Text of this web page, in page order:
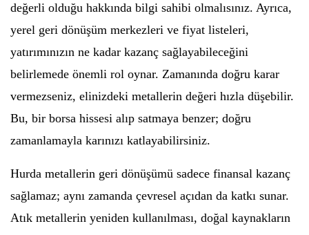
değerli olduğu hakkında bilgi sahibi olmalısınız. Ayrıca,
yerel geri dönüşüm merkezleri ve fiyat listeleri,
yatırımınızın ne kadar kazanç sağlayabileceğini
belirlemede önemli rol oynar. Zamanında doğru karar
vermezseniz, elinizdeki metallerin değeri hızla düşebilir.
Bu, bir borsa hissesi alıp satmaya benzer; doğru
zamanlamayla karınızı katlayabilirsiniz.
Hurda metallerin geri dönüşümü sadece finansal kazanç
sağlamaz; aynı zamanda çevresel açıdan da katkı sunar.
Atık metallerin yeniden kullanılması, doğal kaynakların